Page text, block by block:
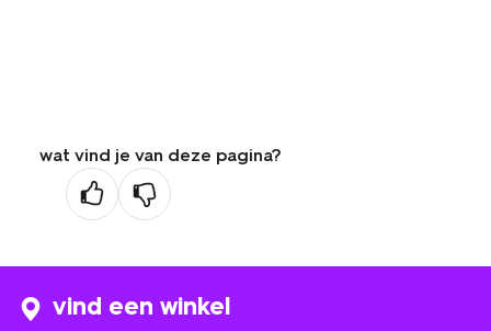
wat vind je van deze pagina?
vind een winkel